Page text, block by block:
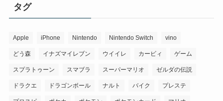
タグ
Apple iPhone Nintendo Nintendo Switch vino
どう森 イナズマイレブン ウイイレ カービィ ゲーム
スプラトゥーン スマブラ スーパーマリオ ゼルダの伝説
ドラクエ ドラゴンボール ナルト バイク プレステ